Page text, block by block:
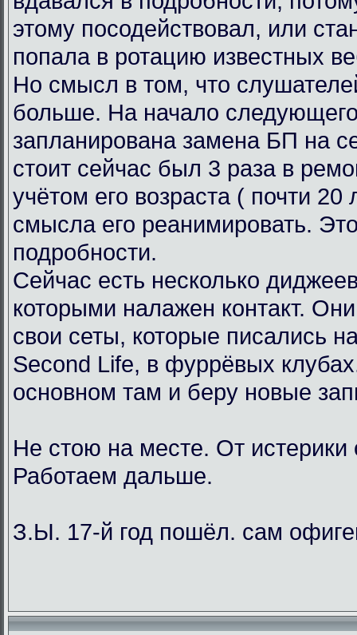
этому посодействовал, или
попала в ротацию известных
Но смысл в том, что
больше. На начало
запланирована замена БП на
стоит сейчас был 3 раза в
учётом его возраста ( почти 20
смысла его реанимировать.
подробности.
Сейчас есть несколько
которыми налажен контакт.
свои сеты, которые писались
Second Life, в фуррёвых
основном там и беру новые
Не стою на месте. От истерики
Работаем дальше.
З.Ы. 17-й год пошёл. сам